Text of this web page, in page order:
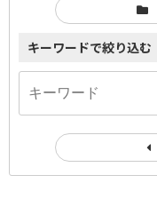
キーワードで絞り込む